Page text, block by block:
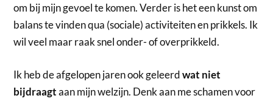
om bij mijn gevoel te komen. Verder is het een kunst om
balans te vinden qua (sociale) activiteiten en prikkels. Ik
wil veel maar raak snel onder- of overprikkeld.
Ik heb de afgelopen jaren ook geleerdwat niet
bijdraagtaan mijn welzijn. Denk aan me schamen voor